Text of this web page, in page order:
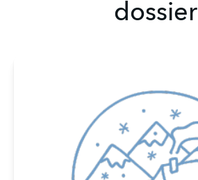
dossier